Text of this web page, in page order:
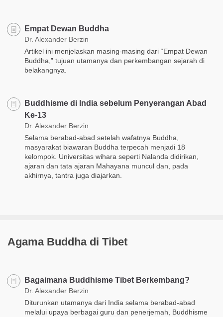
Empat Dewan Buddha
Dr. Alexander Berzin
Artikel ini menjelaskan masing-masing dari “Empat Dewan
Buddha,” tujuan utamanya dan perkembangan sejarah di
belakangnya.
Buddhisme di India sebelum Penyerangan Abad
Ke-13
Dr. Alexander Berzin
Selama berabad-abad setelah wafatnya Buddha,
masyarakat biawaran Buddha terpecah menjadi 18
kelompok. Universitas wihara seperti Nalanda didirikan,
ajaran dan tata ajaran Mahayana muncul dan, pada
akhirnya, tantra juga diajarkan.
Agama Buddha di Tibet
Bagaimana Buddhisme Tibet Berkembang?
Dr. Alexander Berzin
Diturunkan utamanya dari India selama berabad-abad
melalui upaya berbagai guru dan penerjemah, Buddhisme